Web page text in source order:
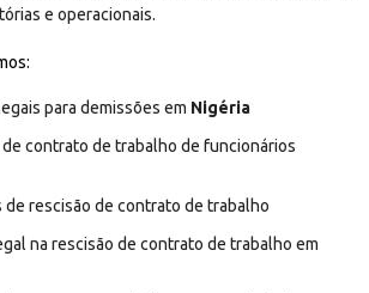
e operacionais.
para demissões em Nigéria
contrato de trabalho de funcionários
de rescisão de contrato de trabalho
na rescisão de contrato de trabalho em